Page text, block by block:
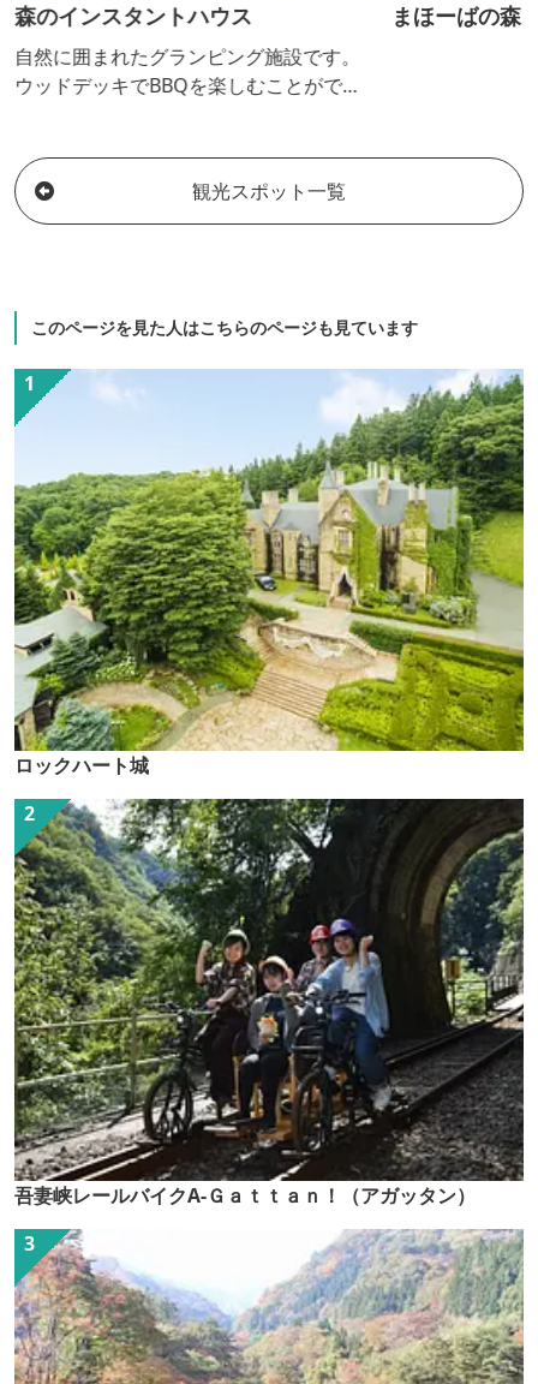
森のインスタントハウス
自然に囲まれたグランピング施設です。
ウッドデッキでBBQを楽しむことができ
な時間を体感しませんか。
まほーばの森
観光スポット一覧
このページを見た人はこちらのページも見ています
ロックハート城
吾妻峡レールバイクA-Ｇａｔｔａｎ！（アガッタン）